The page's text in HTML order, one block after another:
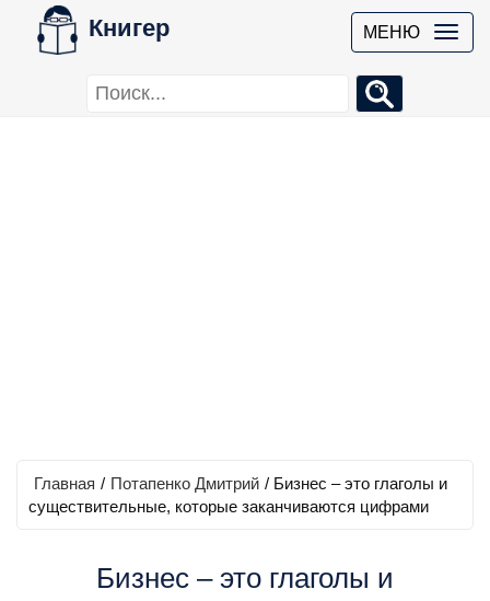
Книгер МЕНЮ
Главная / Потапенко Дмитрий / Бизнес – это глаголы и
существительные, которые заканчиваются цифрами
Бизнес – это глаголы и